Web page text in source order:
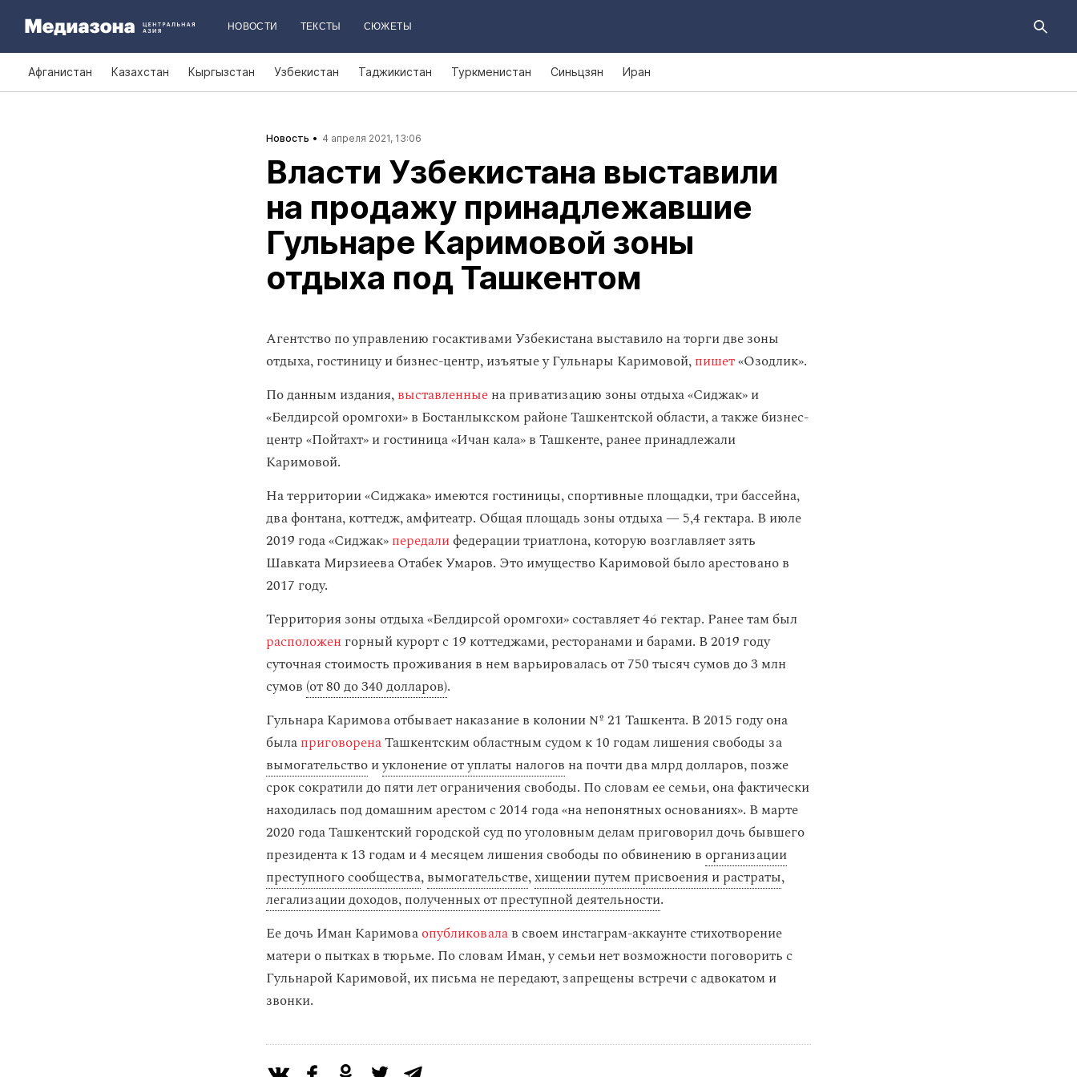
НОВОСТИ ТЕКСТЫ СЮЖЕТЫ
Афганистан Казахстан Кыргызстан Узбекистан Таджикистан Туркменистан Синьцзян Иран
Новость 4 апреля 2021, 13:06
Власти Узбекистана выставили
на продажу принадлежавшие
Гульнаре Каримовой зоны
отдыха под Ташкентом
Агентство по управлению госактивами Узбекистана выставило на торги две зоны
отдыха, гостиницу и бизнес-центр, изъятые у Гульнары Каримовой,пишет«Озодлик».
По данным издания,выставленныена приватизацию зоны отдыха «Сиджак» и
«Белдирсой оромгохи» в Бостанлыкском районе Ташкентской области, а также бизнес-
центр «Пойтахт» и гостиница «Ичан кала» в Ташкенте, ранее принадлежали
Каримовой.
На территории «Сиджака» имеются гостиницы, спортивные площадки, три бассейна,
два фонтана, коттедж, амфитеатр. Общая площадь зоны отдыха — 5,4 гектара. В июле
2019 года «Сиджак»передалифедерации триатлона, которую возглавляет зять
Шавката Мирзиеева Отабек Умаров. Это имущество Каримовой было арестовано в
2017 году.
Территория зоны отдыха «Белдирсой оромгохи» составляет 46 гектар. Ранее там был
расположен горный курорт с 19 коттеджами, ресторанами и барами. В 2019 году
суточная стоимость проживания в нем варьировалась от 750 тысяч сумов до 3 млн
сумов (от 80 до 340 долларов).
Гульнара Каримова отбывает наказание в колонии № 21 Ташкента. В 2015 году она
былаприговоренаТашкентским областным судом к 10 годам лишения свободы за
вымогательствоиуклонение от уплаты налогов на почти два млрд долларов, позже
срок сократили до пяти лет ограничения свободы. По словам ее семьи, она фактически
находилась под домашним арестом с 2014 года «на непонятных основаниях». В марте
2020 года Ташкентский городской суд по уголовным делам приговорил дочь бывшего
президента к 13 годам и 4 месяцем лишения свободы по обвинению в организации
преступного сообщества,вымогательстве,хищении путем присвоения и растраты,
легализации доходов, полученных от преступной деятельности.
Ее дочь Иман Каримоваопубликовалав своем инстаграм-аккаунте стихотворение
матери о пытках в тюрьме. По словам Иман, у семьи нет возможности поговорить с
Гульнарой Каримовой, их письма не передают, запрещены встречи с адвокатом и
звонки.